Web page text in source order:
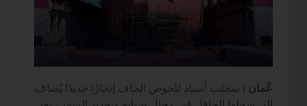
عُمان | سجلت أسياد للحوض الجاف إنجازًا جديدًا يُضاف